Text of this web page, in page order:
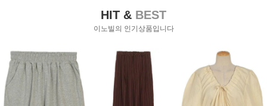
HIT & BEST
이노빌의 인기상품입니다